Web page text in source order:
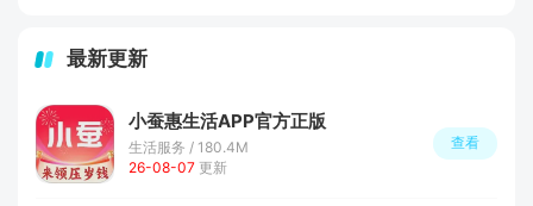
最新更新
小蚕惠生活APP官方正版
生活服务 / 180.4M
26-08-07 更新
查看